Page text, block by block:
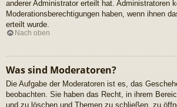
anderer Administrator erteilt hat. Administratoren
Moderationsberechtigungen haben, wenn ihnen
erteilt wurde.
Nach oben
Was sind Moderatoren?
Die Aufgabe der Moderatoren ist es, das
beobachten. Sie haben das Recht, in ihrem
und zu löschen und Themen zu schließen, zu